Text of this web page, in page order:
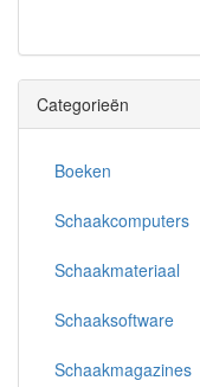
Categorieën
Boeken
Schaakcomputers
Schaakmateriaal
Schaaksoftware
Schaakmagazines